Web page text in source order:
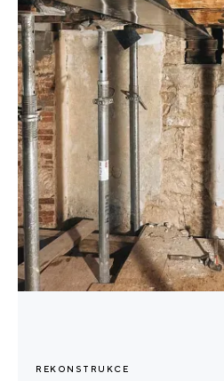
REKONSTRUKCE